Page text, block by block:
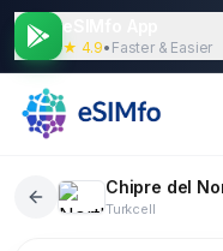
★ 4.9• Faster & Easier
Chipre del
Turkcell